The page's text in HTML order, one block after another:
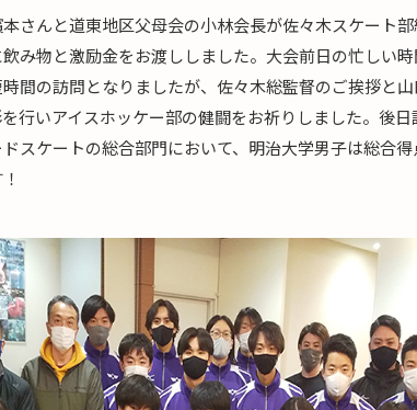
さんと道東地区父母会の小林会長が佐々木スケート
み物と激励金をお渡ししました。大会前日の忙しい
間の訪問となりましたが、佐々木総監督のご挨拶と
行いアイスホッケー部の健闘をお祈りしました。後
スケートの総合部門において、明治大学男子は総合